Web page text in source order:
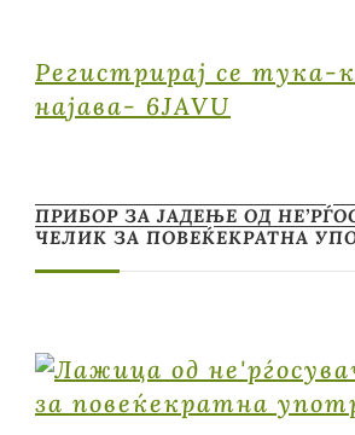
Регистрирај се тука-
најава- 6JAVU
ПРИБОР ЗА ЈАДЕЊЕ ОД
ЧЕЛИК ЗА ПОВЕЌЕКРАТНА